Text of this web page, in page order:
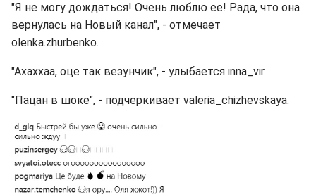
"Я не могу дождаться! Очень люблю ее! Рада, что она
вернулась на Новый канал", - отмечает
olenka.zhurbenko.
"Ахаххаа, оце так везунчик", - улыбается inna_vir.
"Пацан в шоке", - подчеркивает valeria_chizhevskaya.